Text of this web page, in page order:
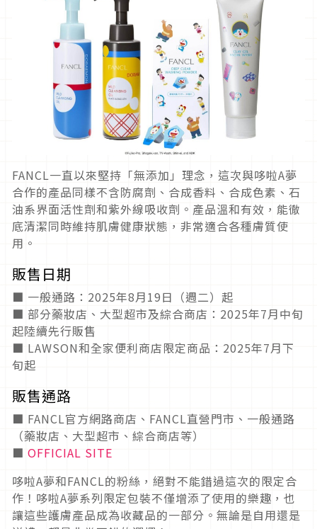
FANCL一直以來堅持「無添加」理念，這次與哆啦A夢
合作的產品同樣不含防腐劑、合成香料、合成色素、石
油系界面活性劑和紫外線吸收劑。產品溫和有效，能徹
底清潔同時維持肌膚健康狀態，非常適合各種膚質使
用。
販售日期
■ 一般通路：2025年8月19日（週二）起
■ 部分藥妝店、大型超市及綜合商店：2025年7月中旬
起陸續先行販售
■ LAWSON和全家便利商店限定商品：2025年7月下
旬起
販售通路
■ FANCL官方網路商店、FANCL直營門市、一般通路
（藥妝店、大型超市、綜合商店等）
■ OFFICIAL SITE
哆啦A夢和FANCL的粉絲，絕對不能錯過這次的限定合
作！哆啦A夢系列限定包裝不僅增添了使用的樂趣，也
讓這些護膚產品成為收藏品的一部分。無論是自用還是